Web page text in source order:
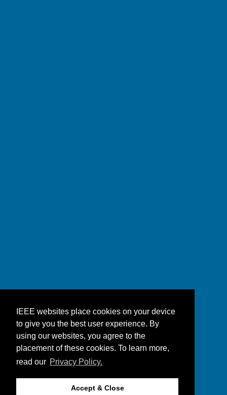
IEEE websites place cookies on your device
to give you the best user experience. By
using our websites, you agree to the
placement of these cookies. To learn more,
read our Privacy Policy.
Accept & Close